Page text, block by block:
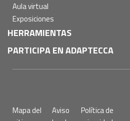
Aula virtual
Exposiciones
HERRAMIENTAS
PARTICIPA EN ADAPTECCA
Mapa del
Aviso
Política de